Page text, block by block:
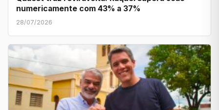
numericamente com 43% a 37%
28/07/2026